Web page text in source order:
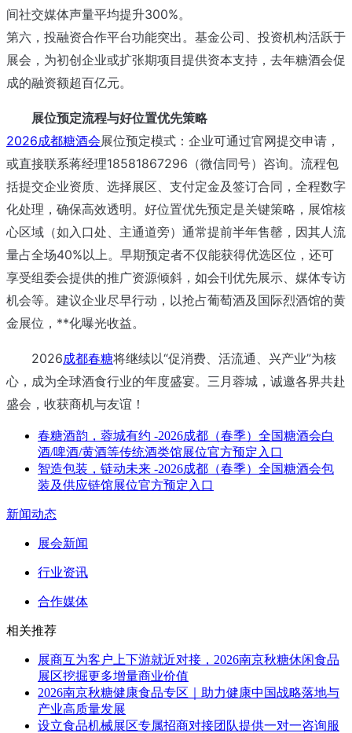
间社交媒体声量平均提升300%。
第六，投融资合作平台功能突出。基金公司、投资机构活跃于
展会，为初创企业或扩张期项目提供资本支持，去年糖酒会促
成的融资额超百亿元。
展位预定流程与好位置优先策略
2026成都糖酒会展位预定模式：企业可通过官网提交申请，
或直接联系蒋经理18581867296（微信同号）咨询。流程包
括提交企业资质、选择展区、支付定金及签订合同，全程数字
化处理，确保高效透明。好位置优先预定是关键策略，展馆核
心区域（如入口处、主通道旁）通常提前半年售罄，因其人流
量占全场40%以上。早期预定者不仅能获得优选区位，还可
享受组委会提供的推广资源倾斜，如会刊优先展示、媒体专访
机会等。建议企业尽早行动，以抢占葡萄酒及国际烈酒馆的黄
金展位，**化曝光收益。
2026成都春糖将继续以“促消费、活流通、兴产业”为核
心，成为全球酒食行业的年度盛宴。三月蓉城，诚邀各界共赴
盛会，收获商机与友谊！
春糖酒韵，蓉城有约 -2026成都（春季）全国糖酒会白
酒/啤酒/黄酒等传统酒类馆展位官方预定入口
智造包装，链动未来 -2026成都（春季）全国糖酒会包
装及供应链馆展位官方预定入口
新闻动态
展会新闻
行业资讯
合作媒体
相关推荐
展商互为客户上下游就近对接，2026南京秋糖休闲食品
展区挖掘更多增量商业价值
2026南京秋糖健康食品专区｜助力健康中国战略落地与
产业高质量发展
设立食品机械展区专属招商对接团队提供一对一咨询服